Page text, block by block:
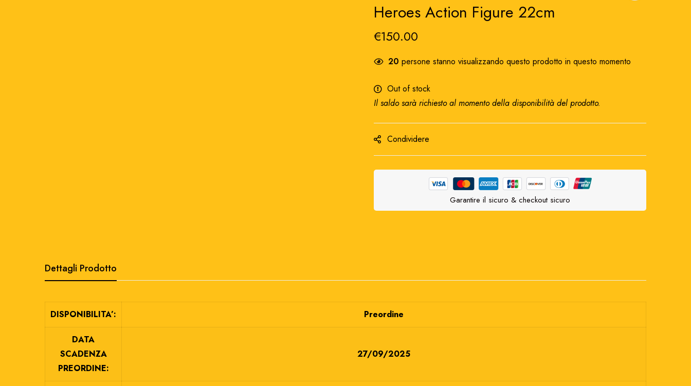
Heroes Action Figure 22cm
€150.00
20 persone stanno visualizzando questo prodotto in questo momento
Out of stock
Il saldo sarà richiesto al momento della disponibilità del prodotto.
Condividere
Garantire il sicuro & checkout sicuro
Dettagli Prodotto
DISPONIBILITA’: Preordine
DATA
SCADENZA
PREORDINE:
27/09/2025